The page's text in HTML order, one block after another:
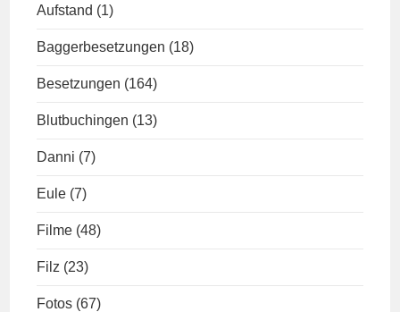
Aufstand (1)
Baggerbesetzungen (18)
Besetzungen (164)
Blutbuchingen (13)
Danni (7)
Eule (7)
Filme (48)
Filz (23)
Fotos (67)